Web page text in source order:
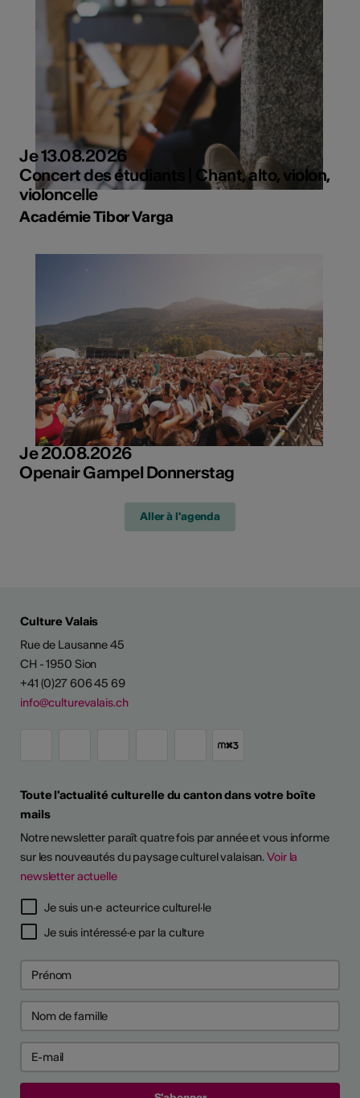
Je 13.08.2026
Concert des étudiants | Chant, alto, violon,
violoncelle
Académie Tibor Varga
Je 20.08.2026
Openair Gampel Donnerstag
Aller à l'agenda
Culture Valais
Rue de Lausanne 45
CH - 1950 Sion
+41 (0)27 606 45 69
info@culturevalais.ch
Toute l'actualité culturelle du canton dans votre boîte
mails
Notre newsletter paraît quatre fois par année et vous informe
sur les nouveautés du paysage culturel valaisan.Voir la
newsletter actuelle
Je suis un·e acteur·rice culturel·le
Je suis intéressé·e par la culture